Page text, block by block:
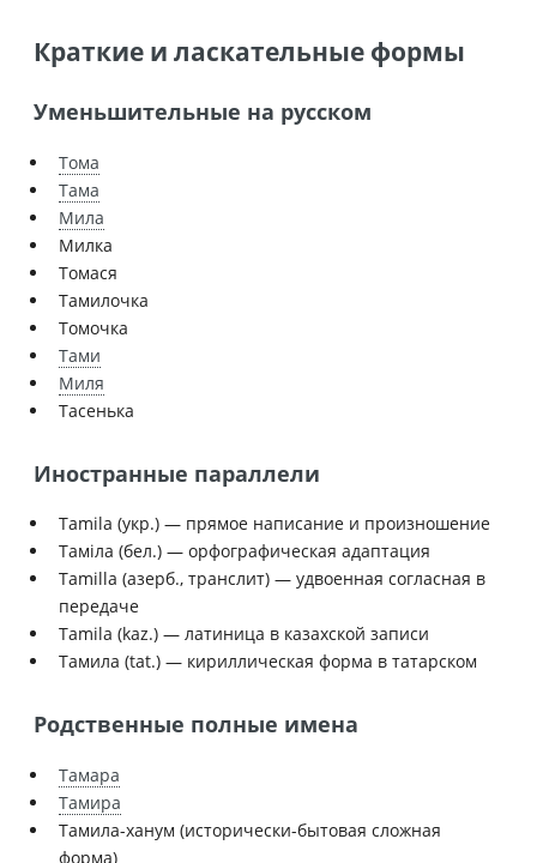
Краткие и ласкательные формы
Уменьшительные на русском
Тома
Тама
Мила
Милка
Томася
Тамилочка
Томочка
Тами
Миля
Тасенька
Иностранные параллели
Tamila (укр.) — прямое написание и произношение
Таміла (бел.) — орфографическая адаптация
Tamilla (азерб., транслит) — удвоенная согласная в
передаче
Tamila (kaz.) — латиница в казахской записи
Тамила (tat.) — кириллическая форма в татарском
Родственные полные имена
Тамара
Тамира
Тамила-ханум (исторически-бытовая сложная
форма)